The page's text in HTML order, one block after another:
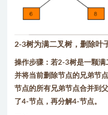
2-3树为满二叉树，删除叶
操作步骤：若2-3树是一颗满
并将当前删除节点的兄弟节
节点的所有兄弟节点合并到
了4-节点，再分解4-节点。